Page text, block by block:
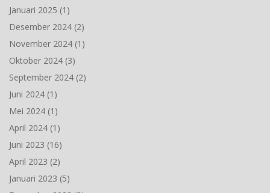
Januari 2025 (1)
Desember 2024 (2)
November 2024 (1)
Oktober 2024 (3)
September 2024 (2)
Juni 2024 (1)
Mei 2024 (1)
April 2024 (1)
Juni 2023 (16)
April 2023 (2)
Januari 2023 (5)